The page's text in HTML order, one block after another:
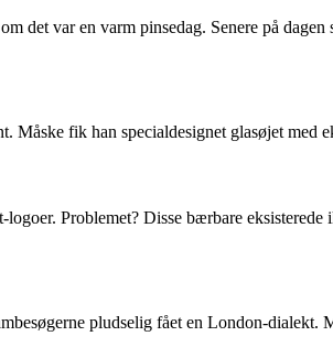
var en varm pinsedag. Senere på
Måske fik han specialdesignet glasøjet med
Problemet? Disse bærbare
pludselig fået en London-dialekt.